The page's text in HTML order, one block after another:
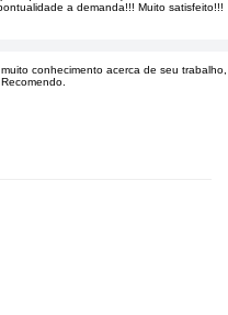
a demanda!!! Muito satisfeito!!!
conhecimento acerca de seu trabalho,